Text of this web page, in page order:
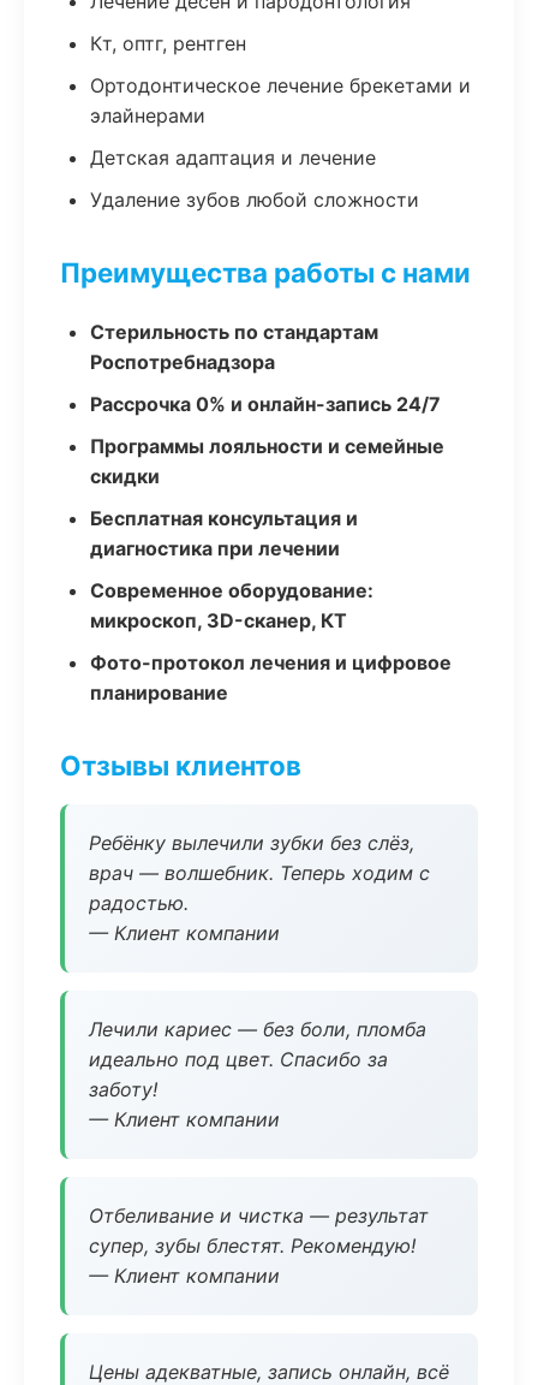
Кт, оптг, рентген
Ортодонтическое лечение брекетами и
элайнерами
Детская адаптация и лечение
Удаление зубов любой сложности
Преимущества работы с нами
Стерильность по стандартам
Роспотребнадзора
Рассрочка 0% и онлайн-запись 24/7
Программы лояльности и семейные
скидки
Бесплатная консультация и
диагностика при лечении
Современное оборудование:
микроскоп, 3D-сканер, КТ
Фото-протокол лечения и цифровое
планирование
Отзывы клиентов
Ребёнку вылечили зубки без слёз,
врач — волшебник. Теперь ходим с
радостью.
— Клиент компании
Лечили кариес — без боли, пломба
идеально под цвет. Спасибо за
заботу!
— Клиент компании
Отбеливание и чистка — результат
супер, зубы блестят. Рекомендую!
— Клиент компании
Цены адекватные, запись онлайн, всё